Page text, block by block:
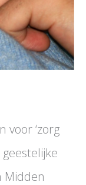
voor ‘zorg
Midden